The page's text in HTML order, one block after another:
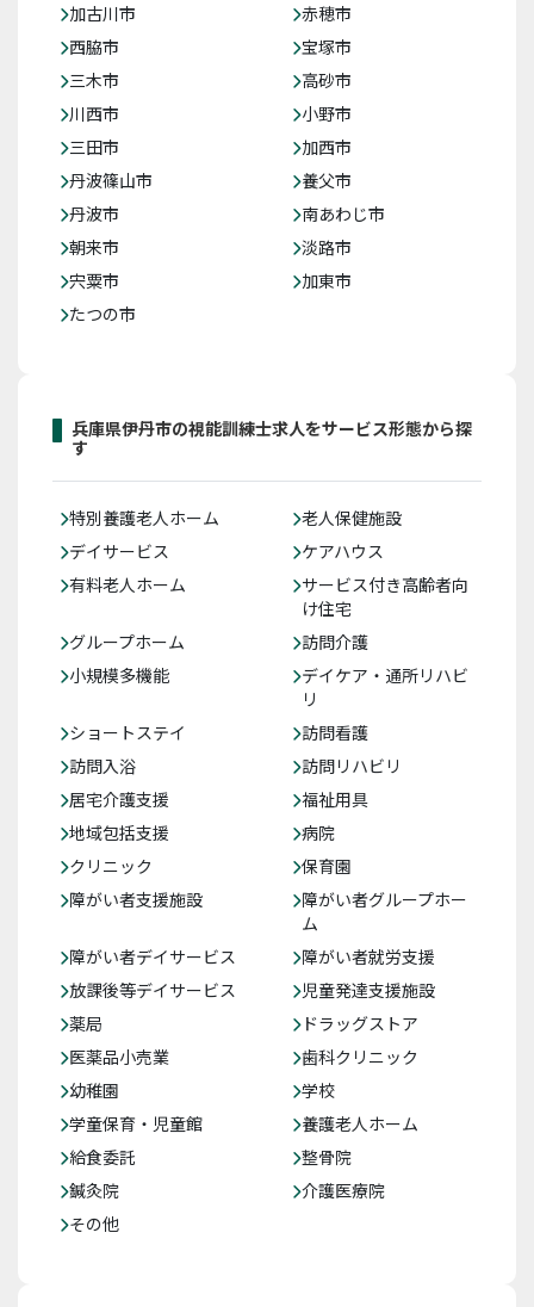
加古川市
赤穂市
西脇市
宝塚市
三木市
高砂市
川西市
小野市
三田市
加西市
丹波篠山市
養父市
丹波市
南あわじ市
朝来市
淡路市
宍粟市
加東市
たつの市
兵庫県伊丹市の視能訓練士求人をサービス形態から探
す
特別養護老人ホーム
老人保健施設
デイサービス
ケアハウス
有料老人ホーム
サービス付き高齢者向
け住宅
グループホーム
訪問介護
小規模多機能
デイケア・通所リハビ
リ
ショートステイ
訪問看護
訪問入浴
訪問リハビリ
居宅介護支援
福祉用具
地域包括支援
病院
クリニック
保育園
障がい者支援施設
障がい者グループホー
ム
障がい者デイサービス
障がい者就労支援
放課後等デイサービス
児童発達支援施設
薬局
ドラッグストア
医薬品小売業
歯科クリニック
幼稚園
学校
学童保育・児童館
養護老人ホーム
給食委託
整骨院
鍼灸院
介護医療院
その他